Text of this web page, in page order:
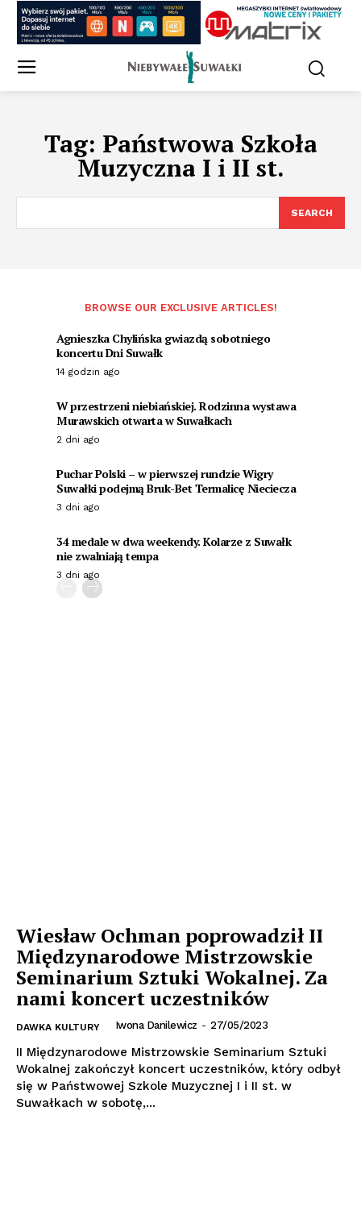
Tag: Państwowa Szkoła
Muzyczna I i II st.
SEARCH
BROWSE OUR EXCLUSIVE ARTICLES!
Agnieszka Chylińska gwiazdą sobotniego
koncertu Dni Suwałk
14 godzin ago
W przestrzeni niebiańskiej. Rodzinna wystawa
Murawskich otwarta w Suwałkach
2 dni ago
Puchar Polski – w pierwszej rundzie Wigry
Suwałki podejmą Bruk-Bet Termalicę Nieciecza
3 dni ago
34 medale w dwa weekendy. Kolarze z Suwałk
nie zwalniają tempa
3 dni ago
Wiesław Ochman poprowadził II
Międzynarodowe Mistrzowskie
Seminarium Sztuki Wokalnej. Za
nami koncert uczestników
DAWKA KULTURY Iwona Danilewicz - 27/05/2023
II Międzynarodowe Mistrzowskie Seminarium Sztuki
Wokalnej zakończył koncert uczestników, który odbył
się w Państwowej Szkole Muzycznej I i II st. w
Suwałkach w sobotę,...